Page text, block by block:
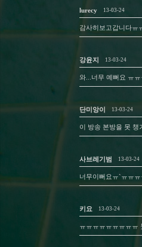
lurecy 13-03-24
감사히보고갑니다ㅠ
강윤지 13-03-24
와...너무 예뻐요 ㅠ
단미앙이 13-03-24
이 방송 본방을 못 챙
사브레기범 13-03-
너무이뻐요ㅠ`ㅠㅠ
키요 13-03-24
ㅠㅠㅠㅠㅠㅠㅠㅠㅠ